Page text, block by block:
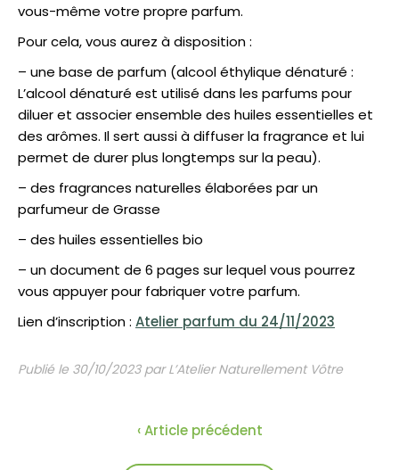
vous-même votre propre parfum.
Pour cela, vous aurez à disposition :
– une base de parfum (alcool éthylique dénaturé :
L’alcool dénaturé est utilisé dans les parfums pour
diluer et associer ensemble des huiles essentielles et
des arômes. Il sert aussi à diffuser la fragrance et lui
permet de durer plus longtemps sur la peau).
– des fragrances naturelles élaborées par un
parfumeur de Grasse
– des huiles essentielles bio
– un document de 6 pages sur lequel vous pourrez
vous appuyer pour fabriquer votre parfum.
Lien d’inscription : Atelier parfum du 24/11/2023
Publié le 30/10/2023 par L’Atelier Naturellement Vôtre
‹ Article précédent